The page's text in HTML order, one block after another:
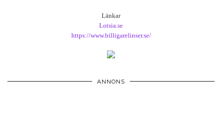
Länkar
Lotsia.se
https://www.billigarelinser.se/
ANNONS